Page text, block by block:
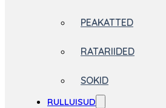
PEAKATTED
RATARIIDED
SOKID
RULLUISUD